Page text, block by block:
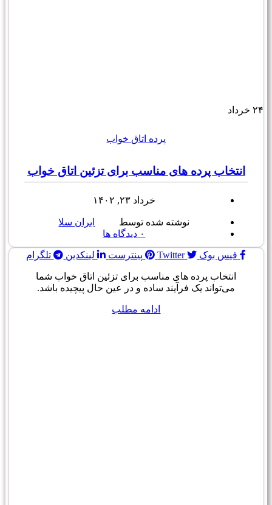
۲۴ خرداد
پرده اتاق خواب
انتخاب پرده های مناسب برای تزئین اتاق خواب
خرداد ۲۳, ۱۴۰۲
نوشته شده توسط
ایران سلا
۰ دیدگاه ها
فیس بوک Twitter پینترست لینکدین تلگرام
انتخاب پرده های مناسب برای تزئین اتاق خواب شما
می‌تواند یک فرآیند ساده و در عین حال پیچیده باشد.
ادامه مطلب